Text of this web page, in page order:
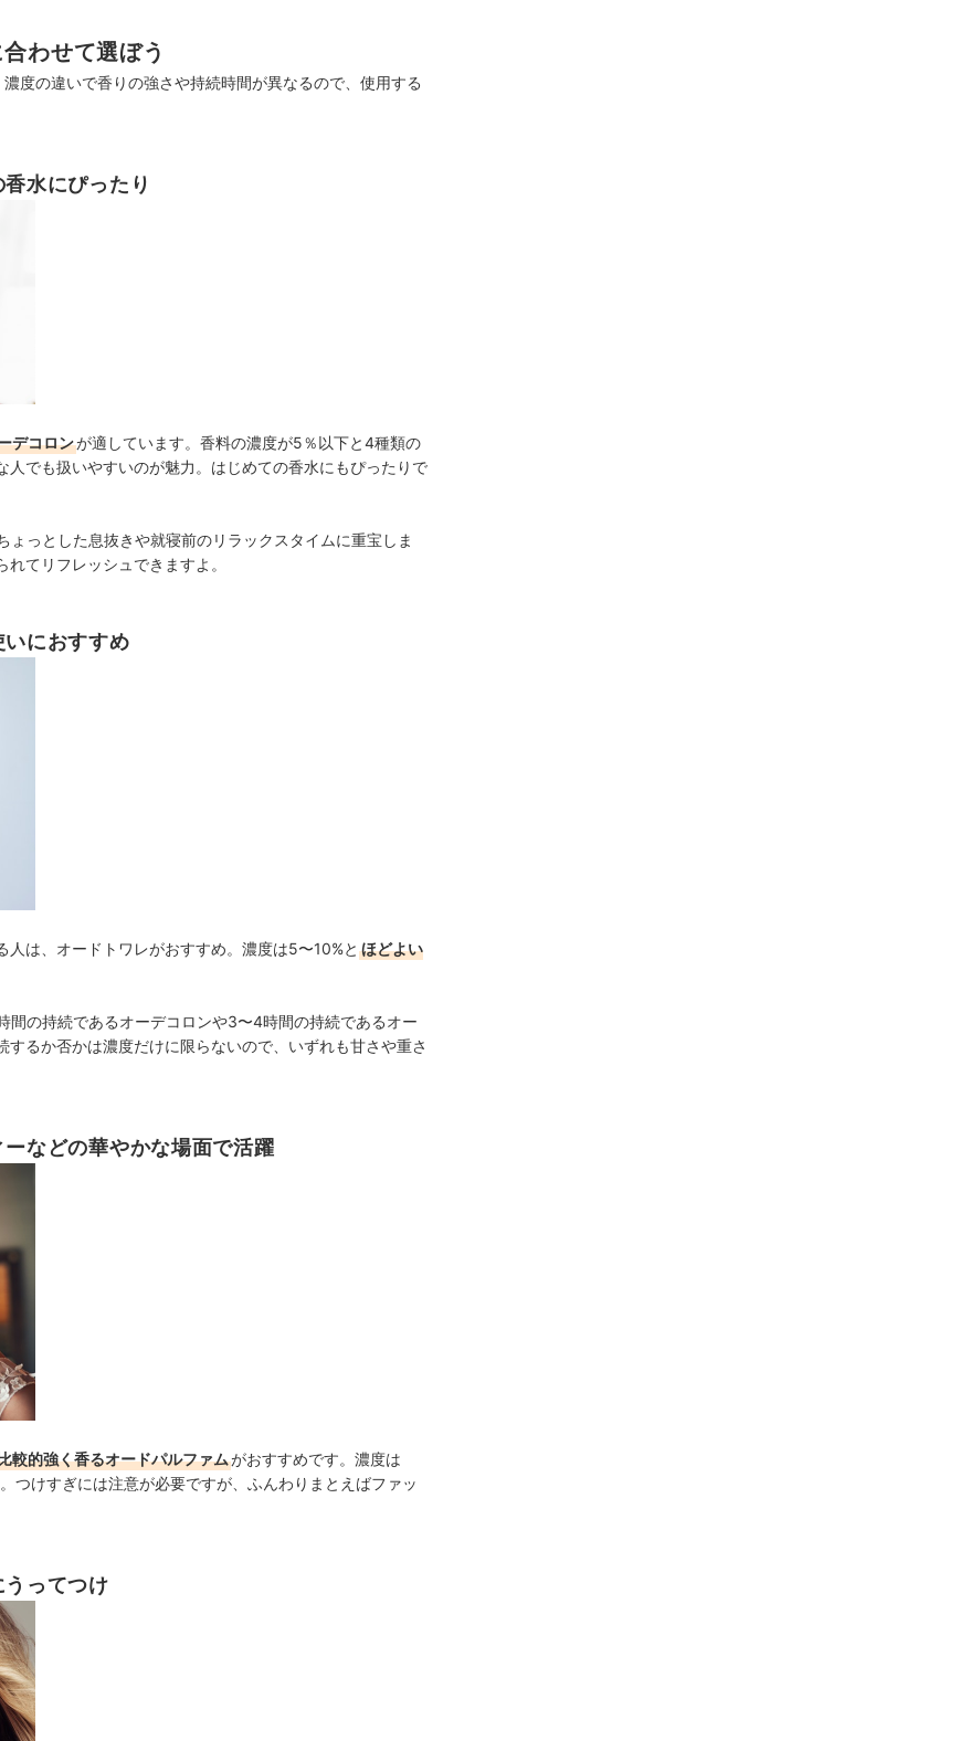
わせて選ぼう
度の違いで香りの強さや持続時間が異なるので、使用する
水にぴったり
デコロンが適しています。香料の濃度が5％以下と4種類の
でも扱いやすいのが魅力。はじめての香水にもぴったりで
っとした息抜きや就寝前のリラックスタイムに重宝しま
てリフレッシュできますよ。
におすすめ
は、オードトワレがおすすめ。濃度は5〜10%と ほどよい
間の持続であるオーデコロンや3〜4時間の持続であるオー
るか否かは濃度だけに限らないので、いずれも甘さや重さ
などの華やかな場面で活躍
較的強く香るオードパルファムがおすすめです。濃度は
つけすぎには注意が必要ですが、ふんわりまとえばファッ
ってつけ